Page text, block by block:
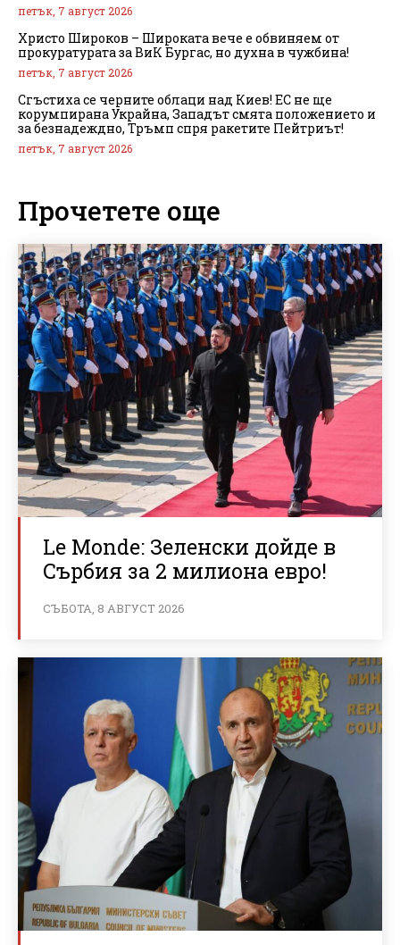
петък, 7 август 2026
Христо Широков – Широката вече е обвиняем от
прокуратурата за ВиК Бургас, но духна в чужбина!
петък, 7 август 2026
Сгъстиха се черните облаци над Киев! ЕС не ще
корумпирана Украйна, Западът смята положението и
за безнадеждно, Тръмп спря ракетите Пейтриът!
петък, 7 август 2026
Прочетете още
Le Monde: Зеленски дойде в
Сърбия за 2 милиона евро!
СЪБОТА, 8 АВГУСТ 2026